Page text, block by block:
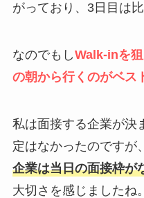
がっており、3日目は
なのでもしWalk-inを
の朝から行くのがベス
私は面接する企業が決
定はなかったのですが
企業は当日の面接枠が
大切さを感じましたね。